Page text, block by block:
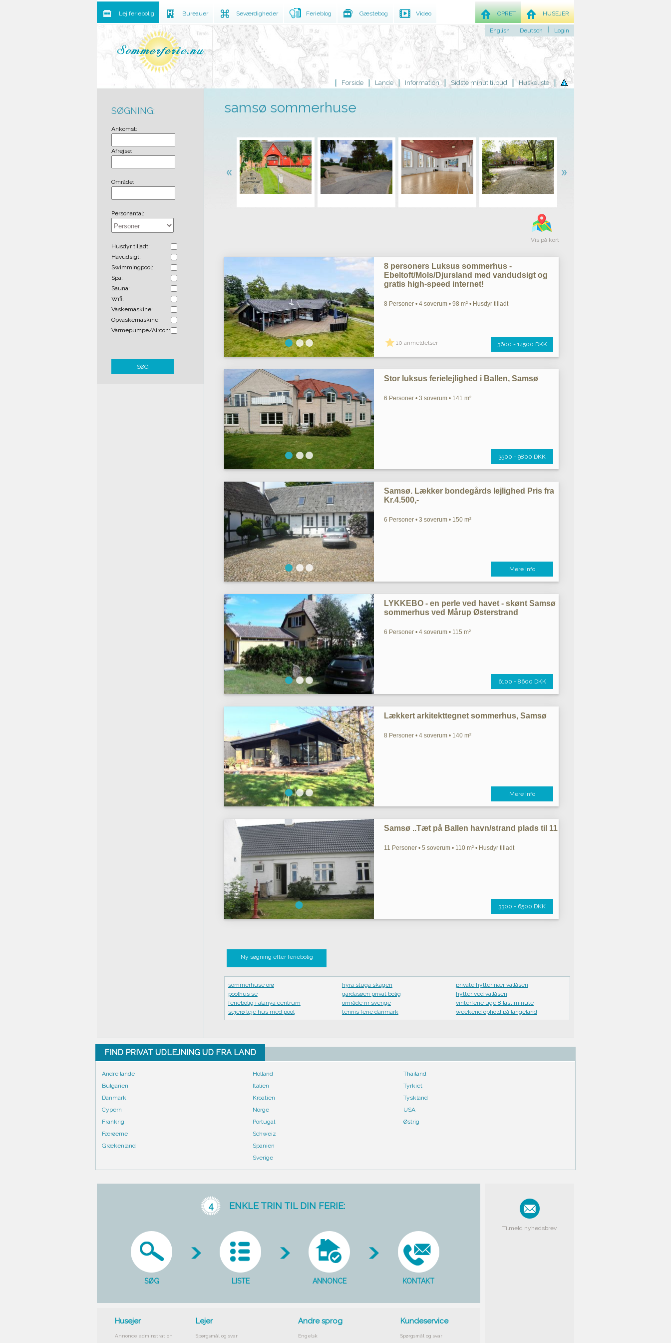
Forside Lande Information Sidste minut tilbud Huskeliste
samsø sommerhuse
Vis på kort
8 personers Luksus sommerhus -
Ebeltoft/Mols/Djursland med vandudsigt og
gratis high-speed internet!
8 Personer • 4 soverum • 98 m² • Husdyr tilladt
10 anmeldelser 3600 - 14500 DKK
Stor luksus ferielejlighed i Ballen, Samsø
6 Personer • 3 soverum • 141 m²
3500 - 9800 DKK
Samsø. Lækker bondegårds lejlighed Pris fra
Kr.4.500,-
6 Personer • 3 soverum • 150 m²
Mere Info
LYKKEBO - en perle ved havet - skønt Samsø
sommerhus ved Mårup Østerstrand
6 Personer • 4 soverum • 115 m²
6100 - 8600 DKK
Lækkert arkitekttegnet sommerhus, Samsø
8 Personer • 4 soverum • 140 m²
Mere Info
Samsø ..Tæt på Ballen havn/strand plads til 11
11 Personer • 5 soverum • 110 m² • Husdyr tilladt
3300 - 6500 DKK
Ny søgning efter feriebolig
sommerhuse orø
poolhus se
feriebolig i alanya centrum
sejerø leje hus med pool
hyra stuga skagen
gardasøen privat bolig
område nr sverige
tennis ferie danmark
private hytter nær vallåsen
hytter ved vallåsen
vinterferie uge 8 last minute
weekend ophold på langeland
SØGNING:
Ankomst:
Afrejse:
Område:
Personantal:
Husdyr tilladt:
Havudsigt:
Swimmingpool:
Spa:
Sauna:
Wifi:
Vaskemaskine:
Opvaskemaskine:
Varmepumpe/Aircon:
SØG
FIND PRIVAT UDLEJNING UD FRA LAND
Andre lande
Bulgarien
Danmark
Cypern
Frankrig
Færøerne
Grækenland
Holland
Italien
Kroatien
Norge
Portugal
Schweiz
Spanien
Sverige
Thailand
Tyrkiet
Tyskland
USA
Østrig
4 ENKLE TRIN TIL DIN FERIE:
SØG LISTE ANNONCE KONTAKT
Husejer
Annonce adminstration
Lejer
Spørgsmål og svar
Andre sprog
Engelsk
Kundeservice
Spørgsmål og svar
Tilmeld nyhedsbrev
Lej feriebolig Bureauer Seværdigheder Ferieblog Gæstebog Video HUSEJER
OPRET
English Deutsch Login